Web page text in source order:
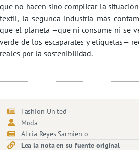
que no hacen sino complicar la
textil, la segunda industria más
que el planeta —que ni consume ni se
verde de los escaparates y etiquetas—
reales por la sostenibilidad.
Fashion United
Moda
Alicia Reyes Sarmiento
Lea la nota en su fuente original